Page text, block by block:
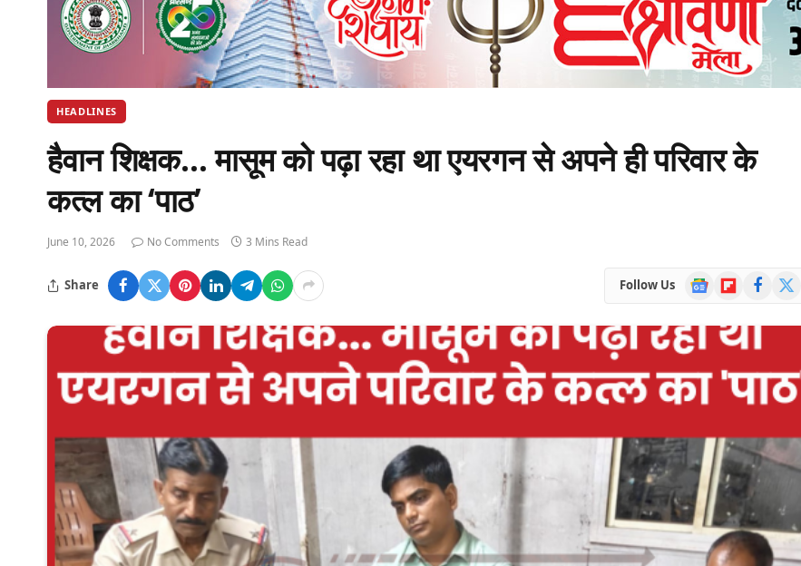
HEADLINES
हैवान शिक्षक… मासूम को पढ़ा रहा था एयरगन से अपने ही परिवार के
कत्ल का ‘पाठ’
June 10, 2026 No Comments 3 Mins Read
Share Follow Us
Google
News
FlipboardFacebook